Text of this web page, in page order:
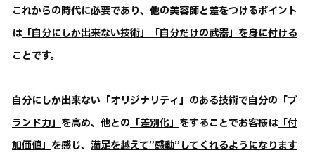
これからの時代に必要であり、他の美容師と差をつけるポイント
は「自分にしか出来ない技術」「自分だけの武器」を身に付ける
ことです。
自分にしか出来ない 「オリジナリティ」 のある技術で自分の 「ブ
ランド力」 を高め、他との 「差別化」 をすることでお客様は「付
加価値」 を感じ、 満足を越えて”感動”してくれるようになります